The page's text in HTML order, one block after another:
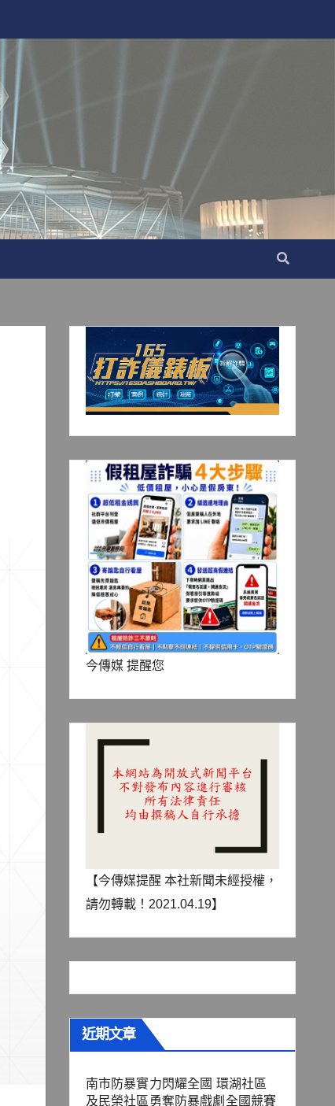
今傳媒 提醒您
【今傳媒提醒 本社新聞未經授權，
請勿轉載！2021.04.19】
近期文章
南市防暴實力閃耀全國 環湖社區
及民榮社區勇奪防暴戲劇全國競賽